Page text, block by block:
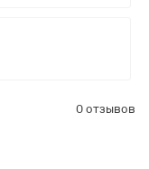
0 отзывов